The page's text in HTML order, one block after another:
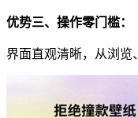
优势三、操作零门槛：
界面直观清晰，从浏览